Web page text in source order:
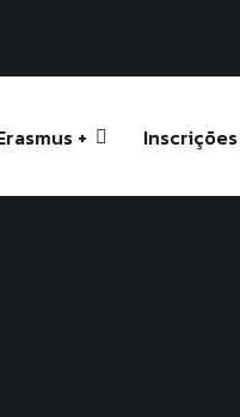
+ Inscrições